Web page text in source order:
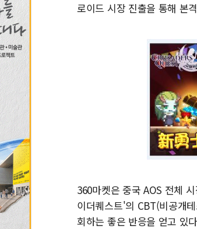
로이드 시장 진출을 통해 본
<사진
360마켓은 중국 AOS 전체
이더퀘스트'의 CBT(비공개
회하는 좋은 반응을 얻고 있